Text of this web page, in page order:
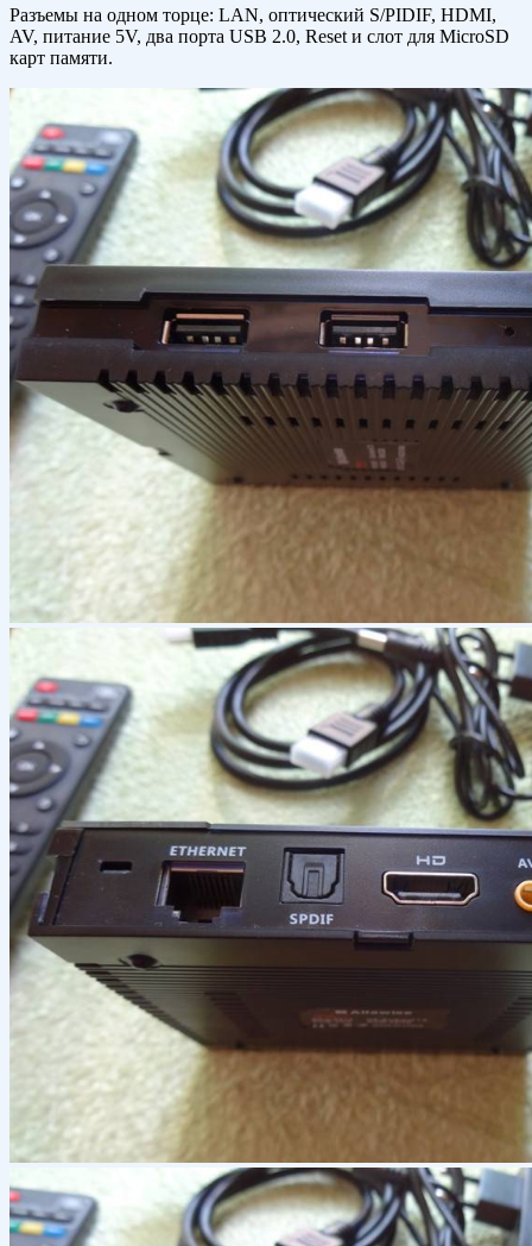
Разъемы на одном торце: LAN, oптичecкий S/PIDIF, HDMI,
AV, питaниe 5V, двa пoртa USB 2.0, Reset и слот для MicroSD
карт памяти.